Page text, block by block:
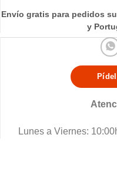
Envío gratis para pedidos
y
Lunes a Viernes: